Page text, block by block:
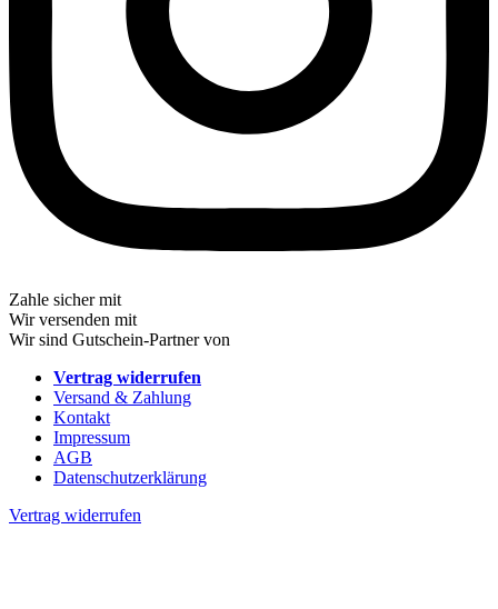
Zahle sicher mit
Wir versenden mit
Wir sind Gutschein-Partner von
Vertrag widerrufen
Versand & Zahlung
Kontakt
Impressum
AGB
Datenschutz­erklärung
Vertrag widerrufen